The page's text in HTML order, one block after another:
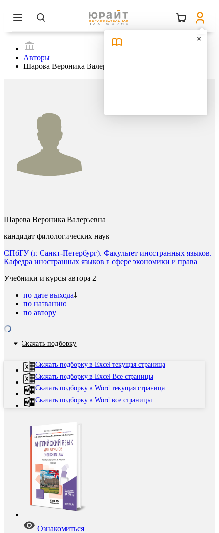
Авторы
Шарова Вероника Валерьевна
Шарова Вероника Валерьевна
кандидат филологических наук
СПбГУ (г. Санкт-Петербург). Факультет иностранных языков.
Кафедра иностранных языков в сфере экономики и права
Учебники и курсы автора 2
по дате выхода
по названию
по автору
Скачать подборку
Скачать подборку в Excel текущая страница
Скачать подборку в Excel Все страницы
Скачать подборку в Word текущая страница
Скачать подборку в Word все страницы
Ознакомиться